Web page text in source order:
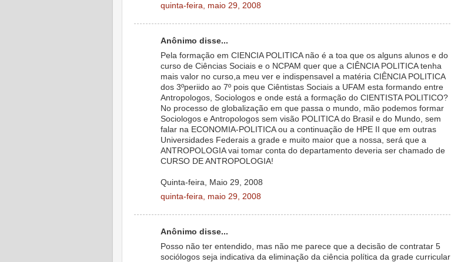
quinta-feira, maio 29, 2008
Anônimo disse...
Pela formação em CIENCIA POLITICA não é a toa que os alguns alunos e do
curso de Ciências Sociais e o NCPAM quer que a CIÊNCIA POLITICA tenha
mais valor no curso,a meu ver e indispensavel a matéria CIÊNCIA POLITICA
dos 3ºperiido ao 7º pois que Ciêntistas Sociais a UFAM esta formando entre
Antropologos, Sociologos e onde está a formação do CIENTISTA POLITICO?
No processo de globalização em que passa o mundo, mão podemos formar
Sociologos e Antropologos sem visão POLITICA do Brasil e do Mundo, sem
falar na ECONOMIA-POLITICA ou a continuação de HPE II que em outras
Universidades Federais a grade e muito maior que a nossa, será que a
ANTROPOLOGIA vai tomar conta do departamento deveria ser chamado de
CURSO DE ANTROPOLOGIA!
Quinta-feira, Maio 29, 2008
quinta-feira, maio 29, 2008
Anônimo disse...
Posso não ter entendido, mas não me parece que a decisão de contratar 5
sociólogos seja indicativa da eliminação da ciência política da grade curricular